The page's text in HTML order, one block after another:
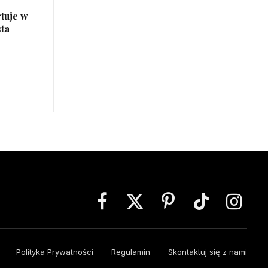
w
Facebook
X
PinterestTikTok
Polityka Prywatności Regulamin Skontaktuj się z nami